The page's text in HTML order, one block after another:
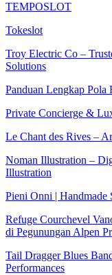
TEMPOSLOT
Tokeslot
Troy Electric Co –
Solutions
Panduan Lengkap
Private Concierge &
Le Chant des Rives –
Noman Illustration –
Illustration
Pieni Onni |
Refuge Courchevel
di Pegunungan Alpen
Tail Dragger Blues
Performances